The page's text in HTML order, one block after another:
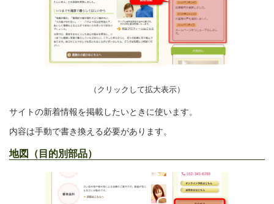
（クリックして拡大表示）
サイトの新着情報を掲載したいときに使います。
内容は手動で書き換える必要があります。
地図（目的別部品）